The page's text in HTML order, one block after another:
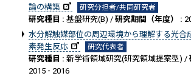
論の構築
研究分担者/共同研究者
研究種目 : 基盤研究(B) / 研究期間（年度） :
水分解触媒部位の周辺環境から理解する光合
素発生反応
研究代表者
研究種目 : 新学術領域研究(研究領域提案型) /
2015 - 2016